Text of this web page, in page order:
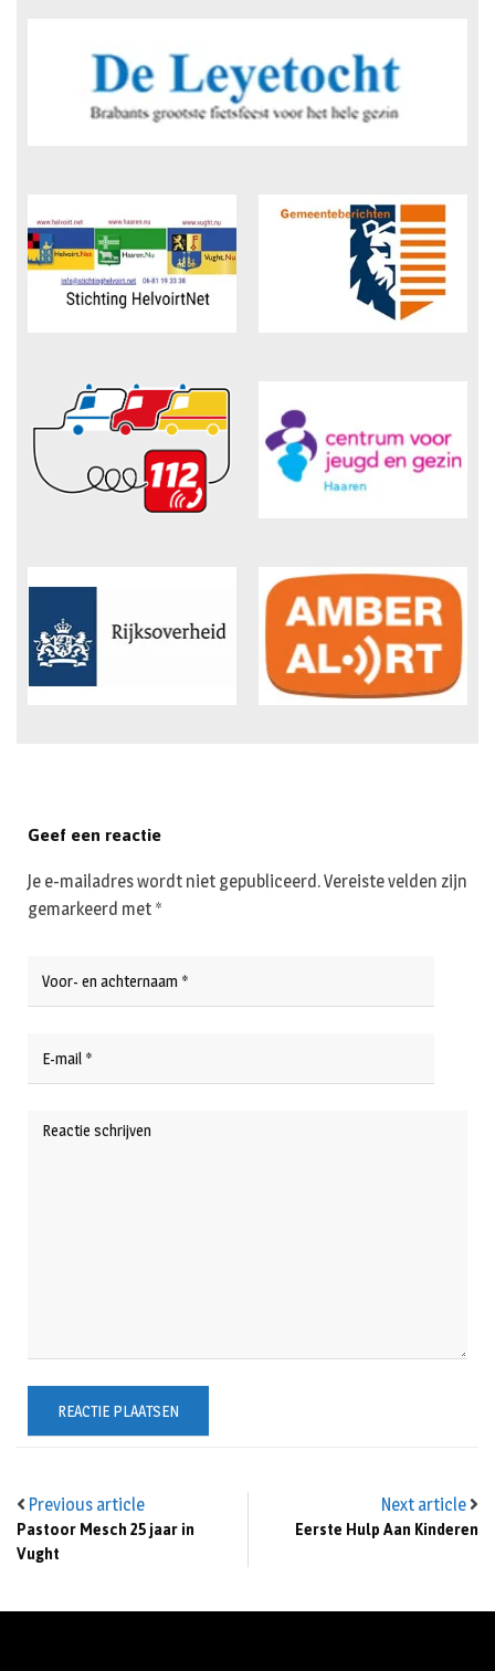
Previous article
Pastoor Mesch 25 jaar in
Vught
Next article
Eerste Hulp Aan Kinderen
Geef een reactie
Je e-mailadres wordt niet gepubliceerd.Vereiste velden zijn
gemarkeerd met *